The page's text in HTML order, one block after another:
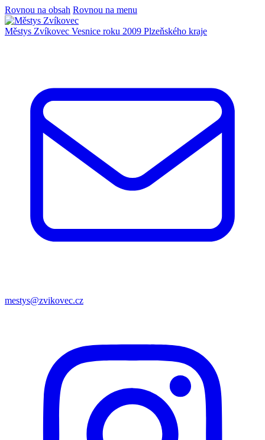
Rovnou na obsah Rovnou na menu
Městys Zvíkovec Vesnice roku 2009 Plzeňského kraje
mestys@zvikovec.cz